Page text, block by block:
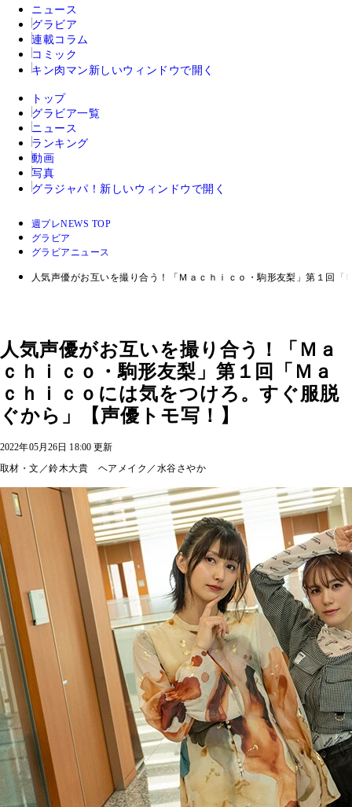
ニュース
グラビア
連載コラム
コミック
キン肉マン 新しいウィンドウで開く
トップ
グラビア一覧
ニュース
ランキング
動画
写真
グラジャパ！ 新しいウィンドウで開く
週プレNEWS TOP
グラビア
グラビアニュース
人気声優がお互いを撮り合う！「Ｍａｃｈｉｃｏ・駒形友梨」第１回
人気声優がお互いを撮り合う！「Ｍａ
ｃｈｉｃｏ・駒形友梨」第１回「Ｍａ
ｃｈｉｃｏには気をつけろ。すぐ服脱
ぐから」【声優トモ写！】
2022年05月26日 18:00 更新
取材・文／鈴木大貴 ヘアメイク／水谷さやか